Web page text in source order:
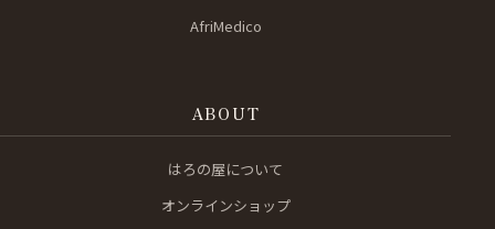
AfriMedico
ABOUT
はろの屋について
オンラインショップ